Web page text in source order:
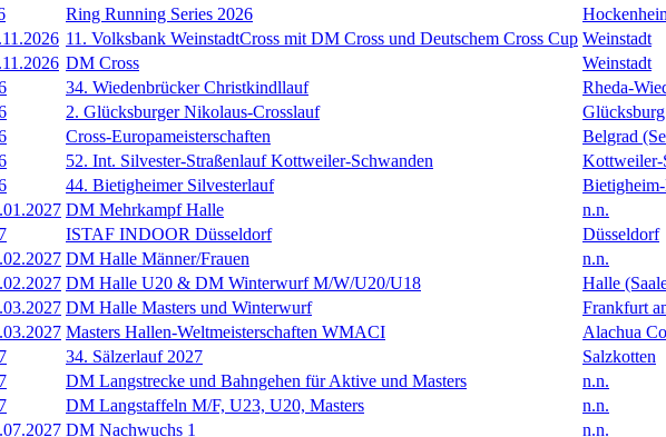
Ring Running Series 2026
11. Volksbank WeinstadtCross mit DM Cross und Deutschem Cross Cup Weinstadt
DM Cross
Weinstadt
34. Wiedenbrücker Christkindllauf
Rheda-
2. Glücksburger Nikolaus-Crosslauf
Glücksburg
Cross-Europameisterschaften
Belgrad
52. Int. Silvester-Straßenlauf Kottweiler-Schwanden
Kottweiler-
44. Bietigheimer Silvesterlauf
DM Mehrkampf Halle
n.n.
ISTAF INDOOR Düsseldorf
Düsseldorf
DM Halle Männer/Frauen
n.n.
DM Halle U20 & DM Winterwurf M/W/U20/U18
Halle
DM Halle Masters und Winterwurf
Frankfurt
Masters Hallen-Weltmeisterschaften WMACI
Alachua
34. Sälzerlauf 2027
Salzkotten
DM Langstrecke und Bahngehen für Aktive und Masters
n.n.
DM Langstaffeln M/F, U23, U20, Masters
n.n.
DM Nachwuchs 1
n.n.